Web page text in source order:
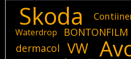
Skoda
Waterdrop BONTONFILM
dermacol
VW